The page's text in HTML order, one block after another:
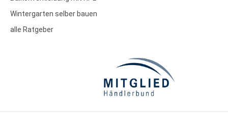
Wintergarten selber bauen
alle Ratgeber